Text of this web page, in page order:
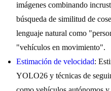
imágenes combinando
búsqueda de similitud de
lenguaje natural como
"vehículos en movimiento".
Estimación de velocidad:
YOLO26 y técnicas de